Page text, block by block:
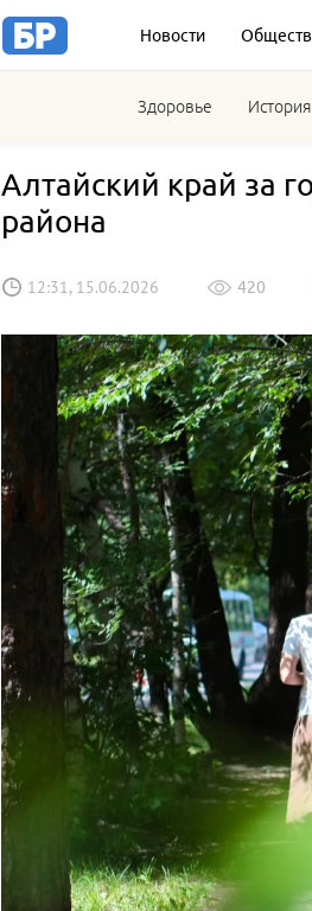
Новости
Здоровье История
Алтайский край за
района
12:31, 15.06.2026 420